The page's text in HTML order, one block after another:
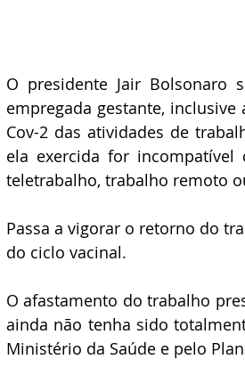
O presidente Jair Bolsonaro
empregada gestante,
Cov-2 das atividades de
ela exercida for
teletrabalho, trabalho remoto
Passa a vigorar o retorno do
do ciclo vacinal.
O afastamento do trabalho
ainda não tenha sido
Ministério da Saúde e pelo